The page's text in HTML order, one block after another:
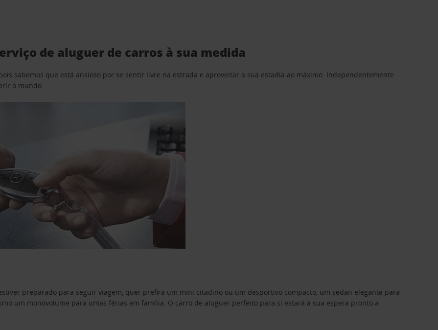
de aluguer de carros à sua medida
sabemos que está ansioso por se sentir livre na estrada e aproveitar a sua estadia ao máximo. Independentemente
o mundo.
preparado para seguir viagem, quer prefira um mini citadino ou um desportivo compacto, um sedan elegante para
um monovolume para umas férias em família. O carro de aluguer perfeito para si estará à sua espera pronto a